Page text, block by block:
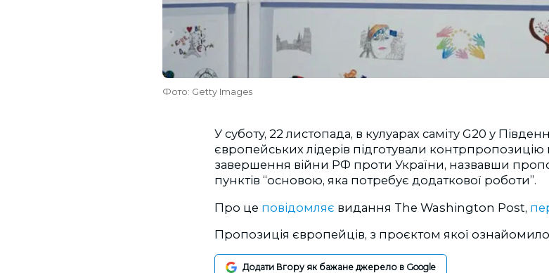
Фото: Getty Images
У суботу, 22 листопада, в кулуарах саміту G20 у
європейських лідерів підготували контрпропозицію
завершення війни РФ проти України, назвавши
пунктів “основою, яка потребує додаткової роботи”.
Про це повідомляє видання The Washington Post,
Пропозиція європейців, з проєктом якої
Додати Вгору як бажане джерело в Google